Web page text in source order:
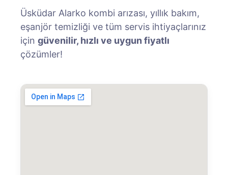
Üsküdar Alarko kombi arızası, yıllık bakım,
eşanjör temizliği ve tüm servis ihtiyaçlarınız
için güvenilir, hızlı ve uygun fiyatlı
çözümler!